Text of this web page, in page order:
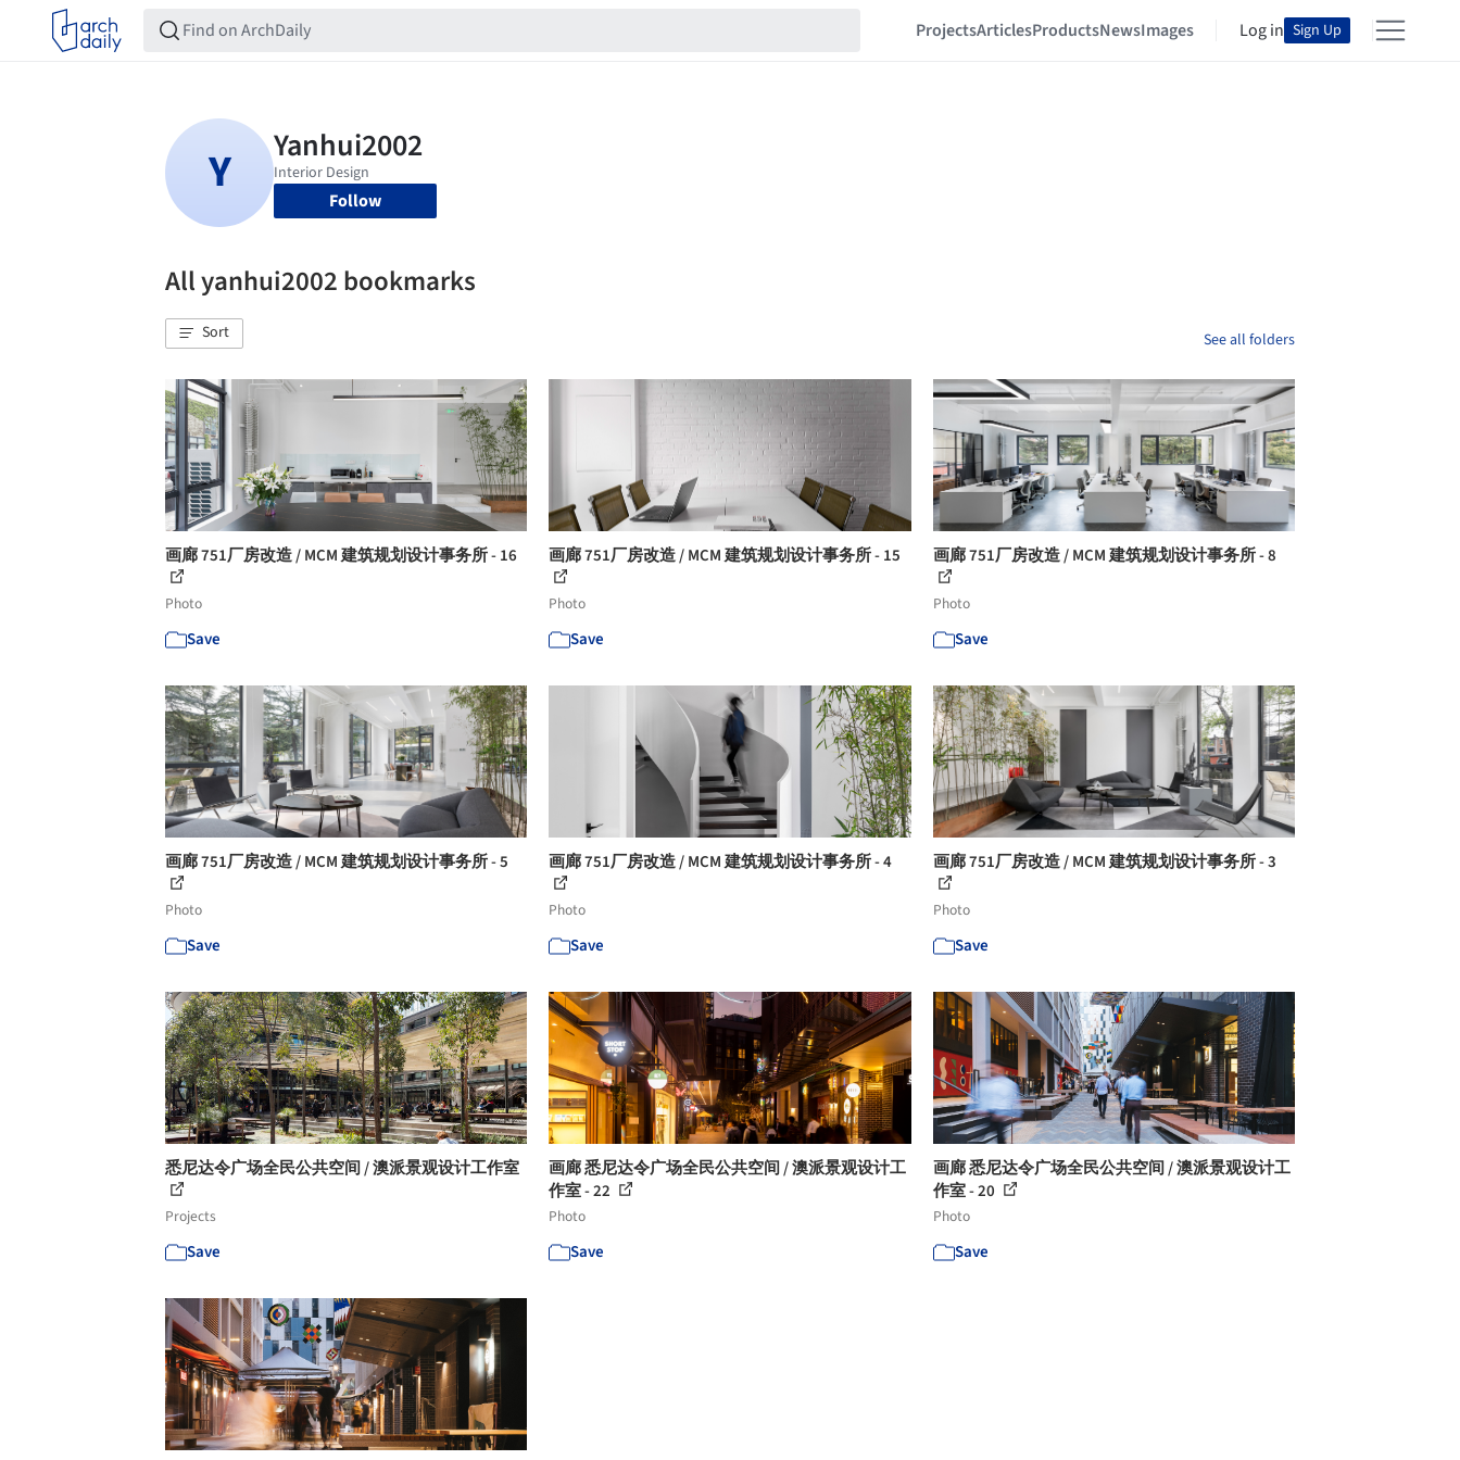
ProjectsArticlesProductsNewsImages Log in Sign Up
Follow
All yanhui2002 bookmarks
Sort See all folders
画廊 751厂房改造 / MCM 建筑规划设计事务所 - 16
Photo
Save
画廊 751厂房改造 / MCM 建筑规划设计事务所 - 15
Photo
Save
画廊 751厂房改造 / MCM 建筑规划设计事务所 - 8
Photo
Save
画廊 751厂房改造 / MCM 建筑规划设计事务所 - 5
Photo
Save
画廊 751厂房改造 / MCM 建筑规划设计事务所 - 4
Photo
Save
画廊 751厂房改造 / MCM 建筑规划设计事务所 - 3
Photo
Save
悉尼达令广场全民公共空间 / 澳派景观设计工作室
Projects
Save
画廊 悉尼达令广场全民公共空间 / 澳派景观设计工
作室 - 22
Photo
Save
画廊 悉尼达令广场全民公共空间 / 澳派景观设计工
作室 - 20
Photo
Save